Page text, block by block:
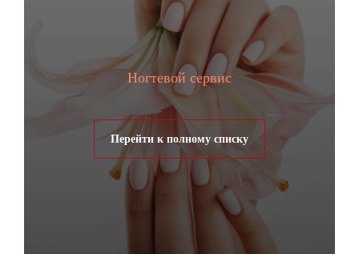
Ногтевой сервис
Перейти к полному списку